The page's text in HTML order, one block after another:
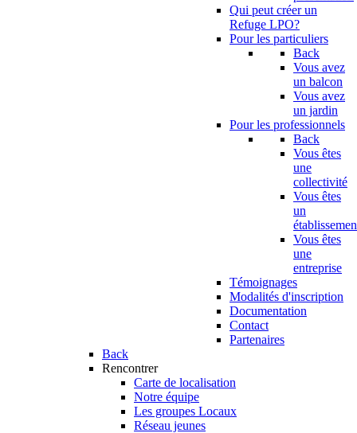
Qui peut créer un
Refuge LPO?
Pour les particuliers
Back
Vous avez
un balcon
Vous avez
un jardin
Pour les professionnels
Back
Vous êtes
une
collectivité
Vous êtes
un
Vous êtes
une
entreprise
Témoignages
Modalités d'inscription
Documentation
Contact
Partenaires
Back
Rencontrer
Carte de localisation
Notre équipe
Les groupes Locaux
Réseau jeunes